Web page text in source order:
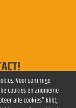
Voor sommige
cookies en anonieme
alle cookies" klikt,